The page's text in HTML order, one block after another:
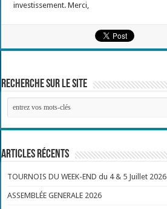
investissement. Merci,
Recherche sur le site
Articles récents
TOURNOIS DU WEEK-END du 4 & 5 Juillet 2026
ASSEMBLÉE GENERALE 2026